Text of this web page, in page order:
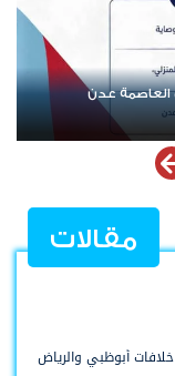
العاصمة عدن
مقالات
أبوظبي والرياض